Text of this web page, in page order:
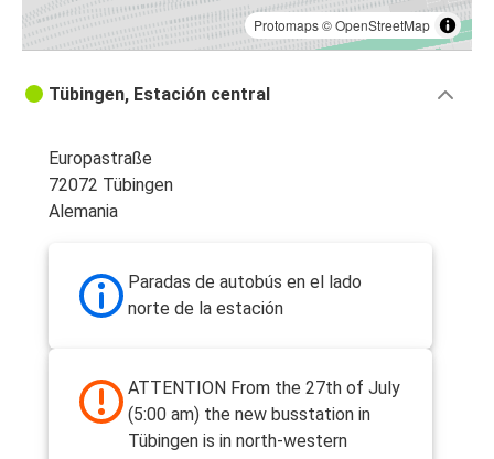
Protomaps©OpenStreetMap
Tübingen, Estación central
Europastraße
72072 Tübingen
Alemania
Paradas de autobús en el lado
norte de la estación
ATTENTION From the 27th of July
(5:00 am) the new busstation in
Tübingen is in north-western